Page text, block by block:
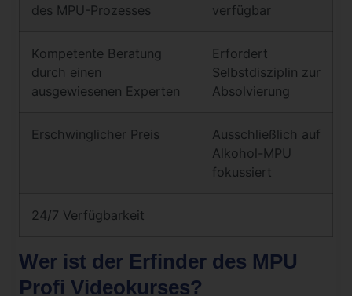
des MPU-Prozesses
verfügbar
Kompetente Beratung
durch einen
ausgewiesenen Experten
Erfordert
Selbstdisziplin zur
Absolvierung
Erschwinglicher Preis
Ausschließlich auf
Alkohol-MPU
fokussiert
24/7 Verfügbarkeit
Wer ist der Erfinder des MPU
Profi Videokurses?